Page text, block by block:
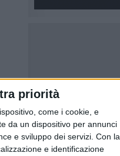
priorità
come i cookie, e
da un dispositivo per annunci
e sviluppo dei servizi. Con la
e identificazione